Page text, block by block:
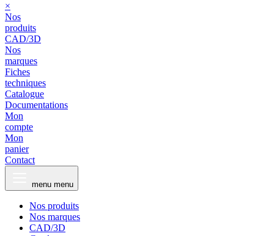
×
Nos
produits
CAD/3D
Nos
marques
Fiches
techniques
Catalogue
Documentations
Mon
compte
Mon
panier
Contact
menu menu
Nos produits
Nos marques
CAD/3D